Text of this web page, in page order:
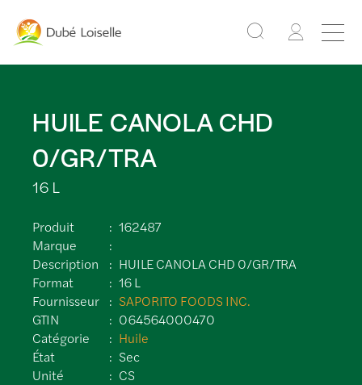
HUILE CANOLA CHD
0/GR/TRA
16 L
Produit
162487
Marque
Description
HUILE CANOLA CHD 0/GR/TRA
Format
16 L
Fournisseur
SAPORITO FOODS INC.
GTIN
064564000470
Catégorie
Huile
État
Sec
Unité
CS